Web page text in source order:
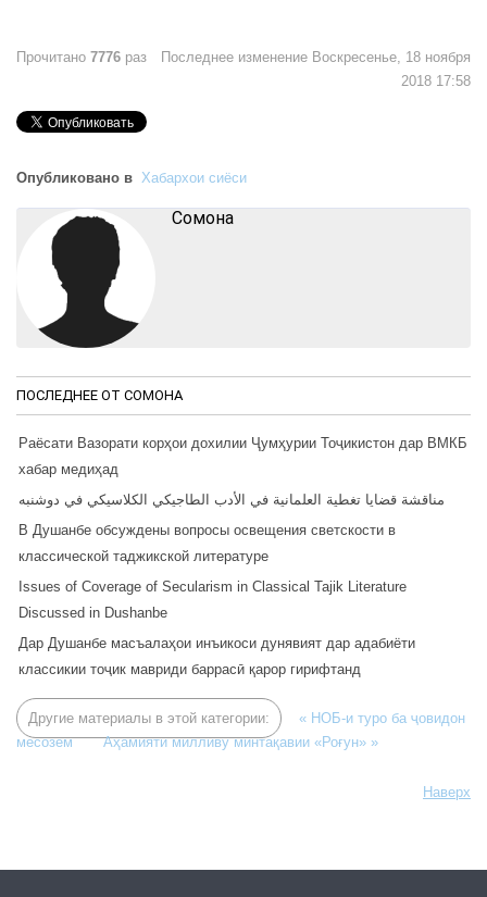
Прочитано 7776 раз
Последнее изменение Воскресенье, 18 ноября
2018 17:58
Опубликовано в Хабархои сиёси
Cомона
ПОСЛЕДНЕЕ ОТ CОМОНА
Раёсати Вазорати корҳои дохилии Ҷумҳурии Тоҷикистон дар ВМКБ
хабар медиҳад
مناقشة قضايا تغطية العلمانية في الأدب الطاجيكي الكلاسيكي في دوشنبه
В Душанбе обсуждены вопросы освещения светскости в
классической таджикской литературе
Issues of Coverage of Secularism in Classical Tajik Literature
Discussed in Dushanbe
Дар Душанбе масъалаҳои инъикоси дунявият дар адабиёти
классикии тоҷик мавриди баррасӣ қарор гирифтанд
Другие материалы в этой категории:
« НОБ-и туро ба ҷовидон
месозем
Аҳамияти милливу минтақавии «Роғун» »
Наверх